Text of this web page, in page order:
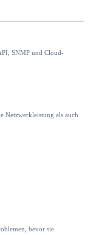
SNMP und Cloud-
Netzwerkleistung als auch
bevor sie